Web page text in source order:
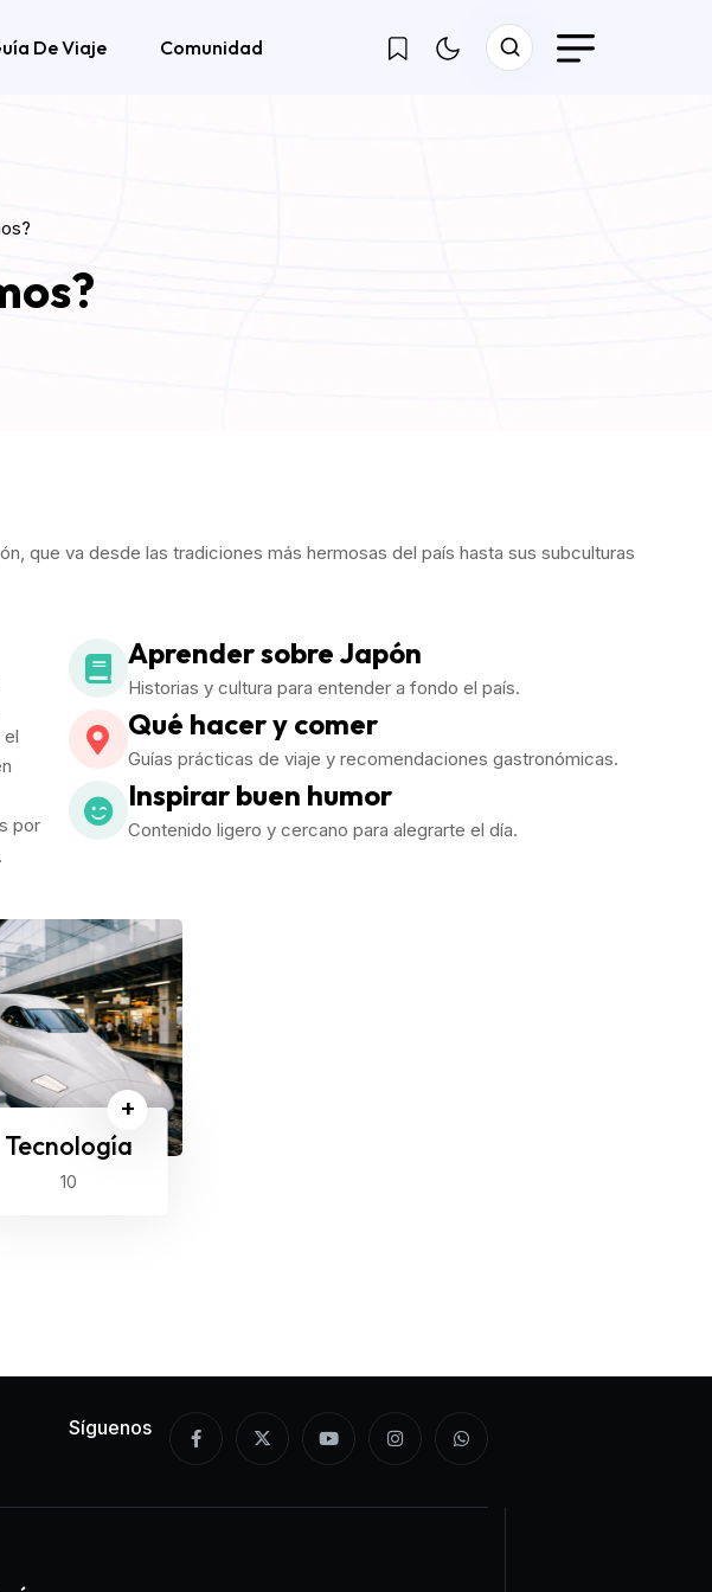
De Viaje Comunidad
que va desde las tradiciones más hermosas del país hasta sus subculturas
por
Aprender sobre Japón
Historias y cultura para entender a fondo el país.
Qué hacer y comer
Guías prácticas de viaje y recomendaciones gastronómicas.
Inspirar buen humor
Contenido ligero y cercano para alegrarte el día.
Tecnología
10
+
Síguenos